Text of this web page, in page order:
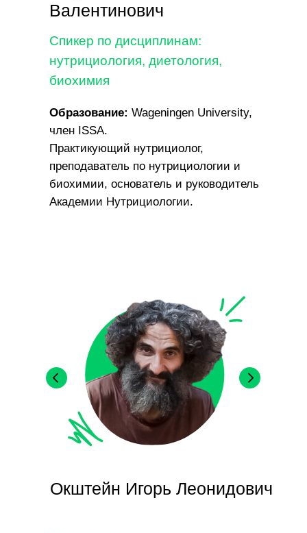
Валентинович
Спикер по дисциплинам:
нутрициология, диетология,
биохимия
Образование: Wageningen University,
член ISSA.
Практикующий нутрициолог,
преподаватель по нутрициологии и
биохимии, основатель и руководитель
Академии Нутрициологии.
Окштейн Игорь Леонидович